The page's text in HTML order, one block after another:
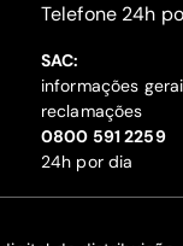
‍Telefone 24h
SAC:
informações
reclamações
‍0800 591 2259
24h por dia